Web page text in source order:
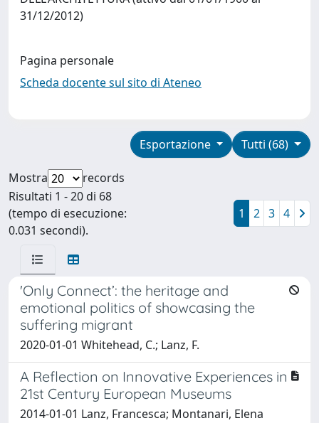
31/12/2012)
Pagina personale
Scheda docente sul sito di Ateneo
Tutti (68)
Esportazione
Mostra
records
Risultati 1 - 20 di 68
(tempo di esecuzione:
0.031 secondi).
1 2 3 4
'Only Connect’: the heritage and
emotional politics of showcasing the
suffering migrant
2020-01-01 Whitehead, C.; Lanz, F.
A Reflection on Innovative Experiences in
21st Century European Museums
2014-01-01 Lanz, Francesca; Montanari, Elena